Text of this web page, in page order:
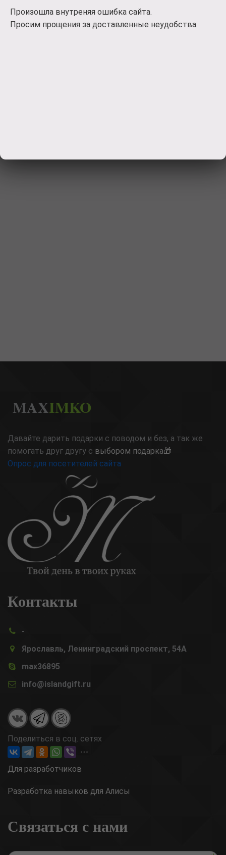
Отправить
MAXIMKO
Давайте дарить подарки с поводом и без, а так же
помогать друг другу с выбором подарка🎁
Опрос для посетителей сайта
Контакты
-
Ярославль, Ленинградский проспект, 54А
max36895
info@islandgift.ru
Поделиться в соц. сетях
Для разработчиков
Разработка навыков для Алисы
Связаться с нами
Произошла внутреняя ошибка сайта.
Просим прощения за доставленные неудобства.